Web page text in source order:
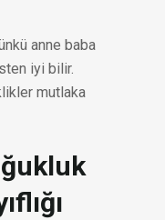
anne baba
iyi bilir.
mutlaka